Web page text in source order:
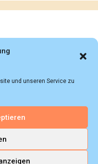
und unseren Service zu
(Bernd